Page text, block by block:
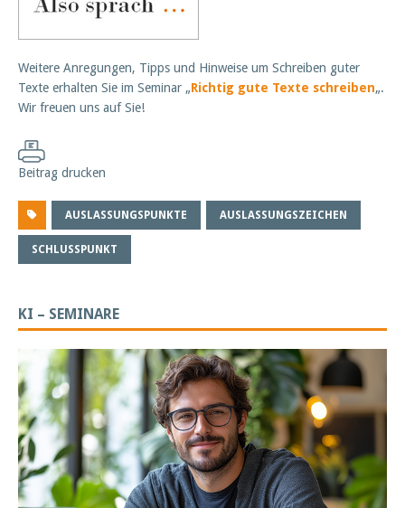
Weitere Anregungen, Tipps und Hinweise um Schreiben guter
Texte erhalten Sie im Seminar „Richtig gute Texte schreiben„.
Wir freuen uns auf Sie!
Beitrag drucken
AUSLASSUNGSPUNKTE AUSLASSUNGSZEICHEN
SCHLUSSPUNKT
KI – SEMINARE